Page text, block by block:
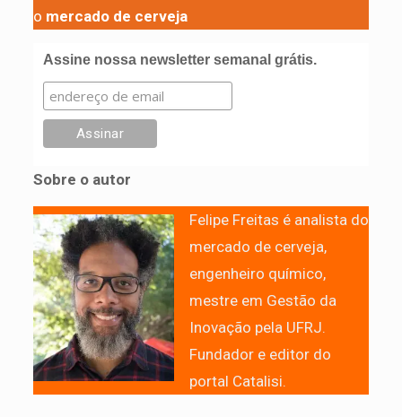
o mercado de cerveja
Assine nossa newsletter semanal grátis.
Sobre o autor
Felipe Freitas é analista do
mercado de cerveja,
engenheiro químico,
mestre em Gestão da
Inovação pela UFRJ.
Fundador e editor do
portal Catalisi.